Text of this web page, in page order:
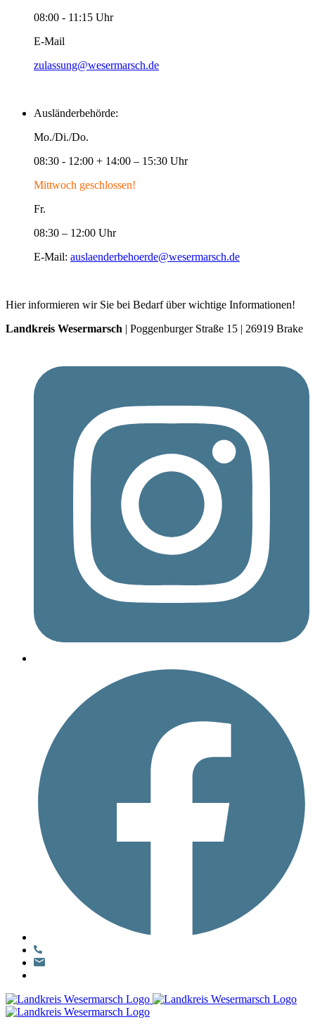
08:00 - 11:15 Uhr
E-Mail
zulassung@wesermarsch.de
Ausländerbehörde:
Mo./Di./Do.
08:30 - 12:00 + 14:00 – 15:30 Uhr
Mittwoch geschlossen!
Fr.
08:30 – 12:00 Uhr
E-Mail: auslaenderbehoerde@wesermarsch.de
Hier informieren wir Sie bei Bedarf über wichtige Informationen!
Landkreis Wesermarsch | Poggenburger Straße 15 | 26919 Brake